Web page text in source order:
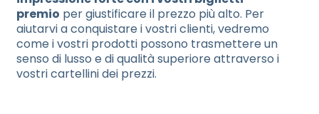
premio per giustificare il prezzo più alto. Per
aiutarvi a conquistare i vostri clienti, vedremo
come i vostri prodotti possono trasmettere un
senso di lusso e di qualità superiore attraverso i
vostri cartellini dei prezzi.